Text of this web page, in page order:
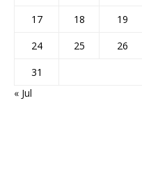
17
18 19
24
25 26
31
« Jul